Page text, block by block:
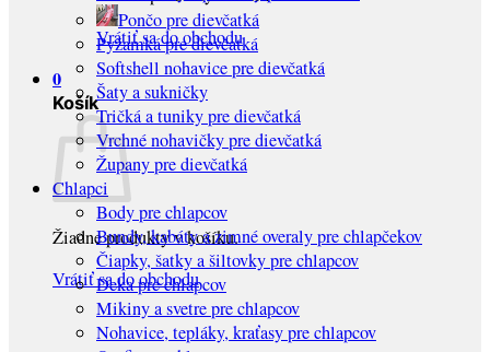
Vrátiť sa do obchodu
0
Košík
Žiadne produkty v košíku.
Vrátiť sa do obchodu
Pončo pre dievčatká
Pyžamká pre dievčatká
Softshell nohavice pre dievčatká
Šaty a sukničky
Tričká a tuniky pre dievčatká
Vrchné nohavičky pre dievčatká
Župany pre dievčatká
Chlapci
Body pre chlapcov
Bundy, kabáty a zimné overaly pre chlapčekov
Čiapky, šatky a šiltovky pre chlapcov
Deka pre chlapcov
Mikiny a svetre pre chlapcov
Nohavice, tepláky, kraťasy pre chlapcov